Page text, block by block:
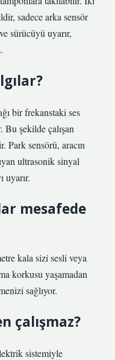
sadece arka sensör
sürücüyü uyarır,
bir frekanstaki ses
Bu şekilde çalışan
Park sensörü, aracın
ultrasonik sinyal
uyarır.
mesafede
kala sizi sesli veya
korkusu yaşamadan
sağlıyor.
çalışmaz?
sistemiyle